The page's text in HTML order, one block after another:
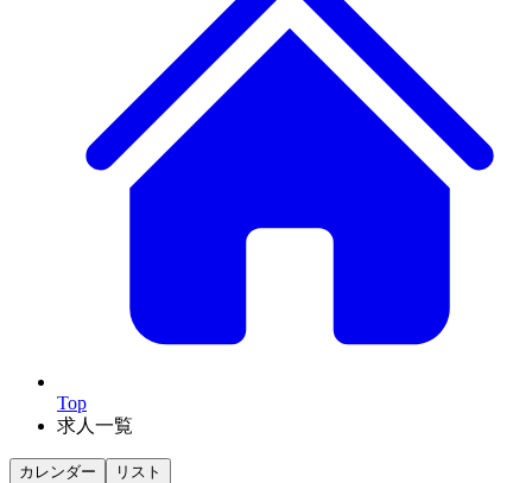
Top
求人一覧
カレンダー リスト